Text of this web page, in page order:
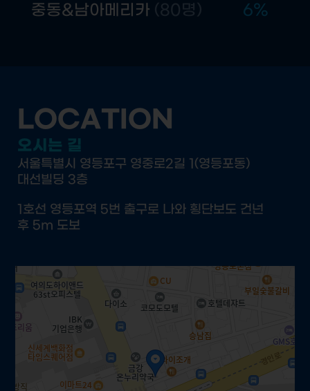
중동&남아메리카 (80명)
6%
LOCATION
오시는 길
서울특별시 영등포구 영중로2길 1(영등포동)
대선빌딩 3층
1호선 영등포역 5번 출구로 나와 횡단보도 건넌
후 5m 도보